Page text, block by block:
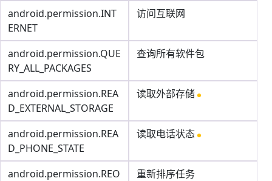
android.permission.INT
ERNET
访问互联网
android.permission.QUE
RY_ALL_PACKAGES
查询所有软件包
android.permission.REA
D_EXTERNAL_STORAGE
读取外部存储
android.permission.REA
D_PHONE_STATE
读取电话状态
android.permission.REO
重新排序任务